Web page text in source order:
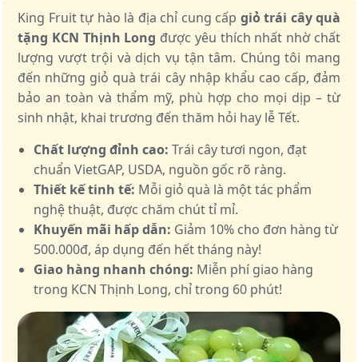
King Fruit tự hào là địa chỉ cung cấp giỏ trái cây quà
tặng KCN Thịnh Long được yêu thích nhất nhờ chất
lượng vượt trội và dịch vụ tận tâm. Chúng tôi mang
đến những giỏ quà trái cây nhập khẩu cao cấp, đảm
bảo an toàn và thẩm mỹ, phù hợp cho mọi dịp – từ
sinh nhật, khai trương đến thăm hỏi hay lễ Tết.
Chất lượng đỉnh cao: Trái cây tươi ngon, đạt
chuẩn VietGAP, USDA, nguồn gốc rõ ràng.
Thiết kế tinh tế: Mỗi giỏ quà là một tác phẩm
nghệ thuật, được chăm chút tỉ mỉ.
Khuyến mãi hấp dẫn: Giảm 10% cho đơn hàng từ
500.000đ, áp dụng đến hết tháng này!
Giao hàng nhanh chóng: Miễn phí giao hàng
trong KCN Thịnh Long, chỉ trong 60 phút!